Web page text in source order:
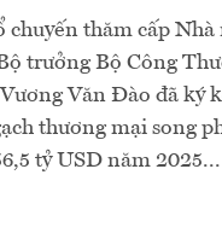
thăm cấp
trưởng Bộ Công
Văn Đào đã ký
thương mại song
tỷ USD năm 2025...